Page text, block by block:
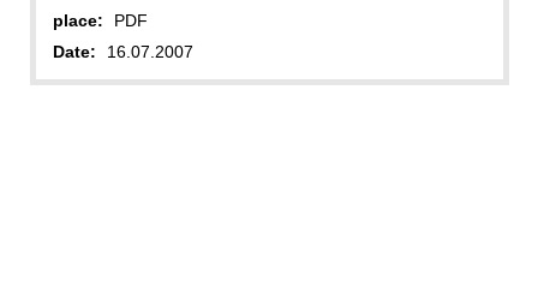
place:
PDF
Date:
16.07.2007